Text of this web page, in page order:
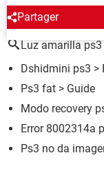
Partager
ALREDEDOR
Luz amarilla ps3
Dshidmini ps3 >
Ps3 fat > Guide
Modo recovery
Error 8002314a
Ps3 no da